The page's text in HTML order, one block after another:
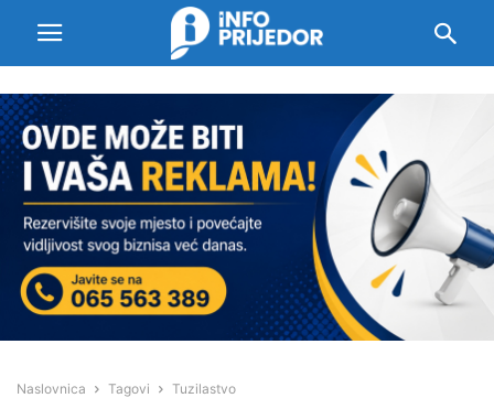
Naslovnica Tagovi Tuzilastvo